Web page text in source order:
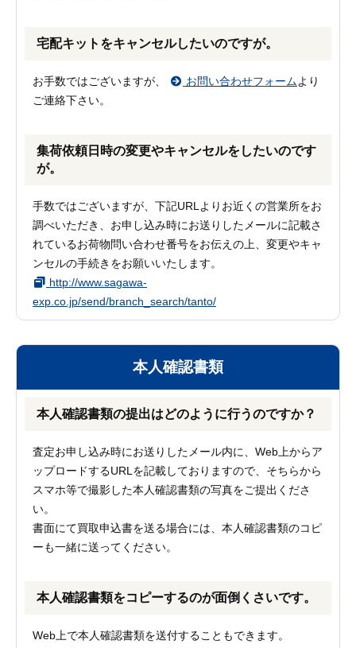
宅配キットをキャンセルしたいのですが。
お手数ではございますが、 お問い合わせフォームより
ご連絡下さい。
集荷依頼日時の変更やキャンセルをしたいのです
が。
手数ではございますが、下記URLよりお近くの営業所をお
調べいただき、お申し込み時にお送りしたメールに記載さ
れているお荷物問い合わせ番号をお伝えの上、変更やキャ
ンセルの手続きをお願いいたします。
http://www.sagawa-
exp.co.jp/send/branch_search/tanto/
本人確認書類
本人確認書類の提出はどのように行うのですか？
査定お申し込み時にお送りしたメール内に、Web上からア
ップロードするURLを記載しておりますので、そちらから
スマホ等で撮影した本人確認書類の写真をご提出くださ
い。
書面にて買取申込書を送る場合には、本人確認書類のコピ
ーも一緒に送ってください。
本人確認書類をコピーするのが面倒くさいです。
Web上で本人確認書類を送付することもできます。